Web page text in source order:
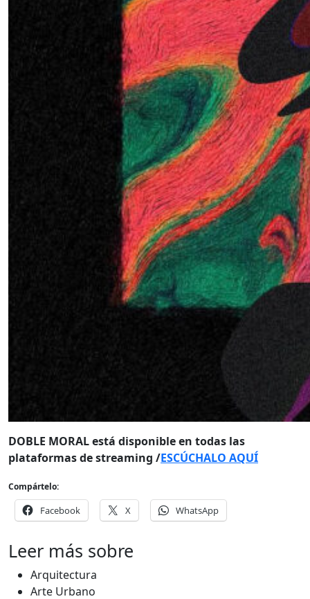
DOBLE MORAL está disponible en todas las
plataformas de streaming /ESCÚCHALO AQUÍ
Compártelo:
Facebook X WhatsApp
Leer más sobre
Arquitectura
Arte Urbano